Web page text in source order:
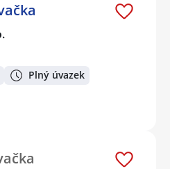
Plný úvazek